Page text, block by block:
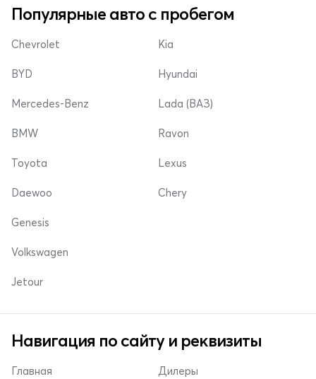
Популярные авто с пробегом
Chevrolet
BYD
Mercedes-Benz
Kia
Hyundai
Lada (ВАЗ)
BMW
Toyota
Daewoo
Ravon
Lexus
Chery
Genesis
Volkswagen
Jetour
Навигация по сайту и реквизиты
Главная Дилеры